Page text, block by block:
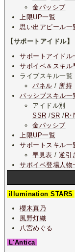
金パッシブ
上限UP一覧
思い出アピール一
【サポートアイドル】
サポートアイドル
サポイベ＆スキル
ライブスキル一覧
パネル / 所持
パッシブスキル一
アイドル別
SSR /SR /R･
金パッシブ
上限UP一覧
サポートスキル一
早見表 /逆引
サポイベ登場人物
illumination STARS
櫻木真乃
風野灯織
八宮めぐる
L'Antica